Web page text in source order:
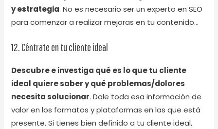
y estrategia. No es necesario ser un experto en SEO
para comenzar a realizar mejoras en tu contenido…
12. Céntrate en tu cliente ideal
Descubre e investiga qué es lo que tu cliente
ideal quiere saber y qué problemas/dolores
necesita solucionar. Dale toda esa información de
valor en los formatos y plataformas en las que está
presente. Si tienes bien definido a tu cliente ideal,